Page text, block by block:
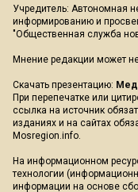
Учредитель: Автономная
информированию и
"Общественная служба
Мнение редакции может
Скачать презентацию:
При перепечатке или
ссылка на источник
изданиях и на сайтах
Mosregion.info.
На информационном
технологии
информации на основе